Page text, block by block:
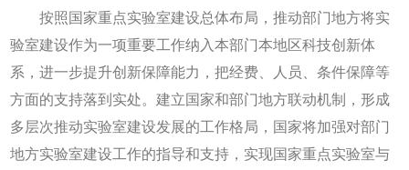
按照国家重点实验室建设总体布局，推动部门地方将实
验室建设作为一项重要工作纳入本部门本地区科技创新体
系，进一步提升创新保障能力，把经费、人员、条件保障等
方面的支持落到实处。建立国家和部门地方联动机制，形成
多层次推动实验室建设发展的工作格局，国家将加强对部门
地方实验室建设工作的指导和支持，实现国家重点实验室与